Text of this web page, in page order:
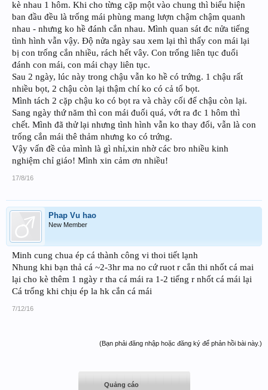
kè nhau 1 hôm. Khi cho từng cặp một vào chung thì biểu hiện
ban đầu đều là trống mái phùng mang lượn chậm chậm quanh
nhau - nhưng ko hề đánh cắn nhau. Mình quan sát đc nửa tiếng
tình hình vẫn vậy. Độ nửa ngày sau xem lại thì thấy con mái lại
bị con trống cắn nhiều, rách hết vây. Con trống liên tục đuổi
đánh con mái, con mái chạy liên tục.
Sau 2 ngày, lúc này trong chậu vẫn ko hề có trứng. 1 chậu rất
nhiều bọt, 2 chậu còn lại thậm chí ko có cả tổ bọt.
Mình tách 2 cặp chậu ko có bọt ra và chày cối để chậu còn lại.
Sang ngày thứ năm thì con mái đuối quá, vớt ra đc 1 hôm thì
chết. Mình đã thử lại nhưng tình hình vẫn ko thay đổi, vẫn là con
trống cắn mái thê thảm nhưng ko có trứng.
Vậy vấn đề của mình là gì nhỉ,xin nhờ các bro nhiều kinh
nghiệm chỉ giáo! Mình xin cảm ơn nhiều!
17/8/16
Phap Vu hao
New Member
Minh cung chua ép cá thành công vi thoi tiết lạnh
Nhung khi bạn thả cá ~2-3hr ma no cứ ruot r cắn thi nhốt cá mai
lại cho kè thêm 1 ngày r tha cá mái ra 1-2 tiếng r nhốt cá mái lại
Cá trống khi chịu ép la hk cắn cá mái
7/12/16
(Bạn phải đăng nhập hoặc đăng ký để phản hồi bài này.)
Quảng cáo